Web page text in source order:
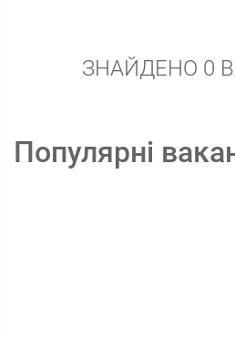
ЗНАЙДЕНО 0
Популярні